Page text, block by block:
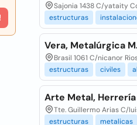
Sajonia 1438 C/yataity
estructuras
Vera, Metalúrgica
Brasil 1061 C/nicanor
estructuras
civiles
Arte Metal, Herrería
Tte. Guillermo Arias C/
estructuras
metalicas